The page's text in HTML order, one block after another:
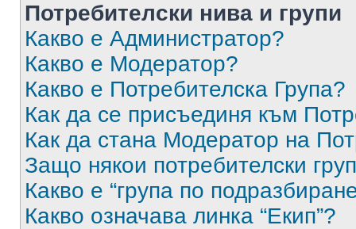
Потребителски нива и групи
Какво е Администратор?
Какво е Модератор?
Какво е Потребителска Група?
Как да се присъединя към
Как да стана Модератор на
Защо някои потребителски
Какво е “група по
Какво означава линка “Екип”?